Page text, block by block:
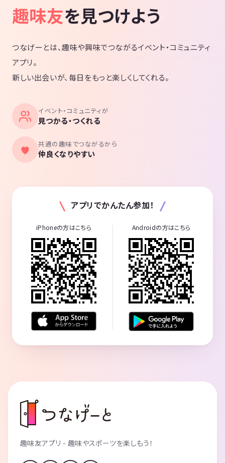
趣味友を見つけよう
つなげーとは、趣味や興味でつながるイベント・コミュニティ
アプリ。
新しい出会いが、毎日をもっと楽しくしてくれる。
イベント・コミュニティが
見つかる・つくれる
共通の趣味でつながるから
仲良くなりやすい
アプリでかんたん参加！
iPhoneの方はこちら Androidの方はこちら
趣味友アプリ - 趣味やスポーツを楽しもう！